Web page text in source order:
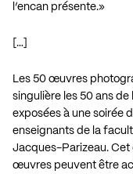
l’encan présente.»
[…]
Les 50 œuvres
singulière les 50 ans
exposées à une soirée
enseignants de la
Jacques-Parizeau.
œuvres peuvent être